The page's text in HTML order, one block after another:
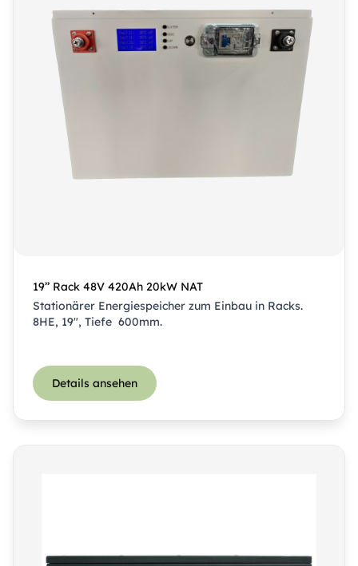
19’’ Rack 48V 420Ah 20kW NAT
Stationärer Energiespeicher zum Einbau in Racks.
8HE, 19″, Tiefe 600mm.
Details ansehen